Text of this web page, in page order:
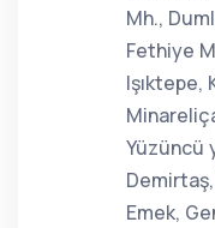
Mh.,
Fethiye
Işıktepe,
Yüzüncü
Emek,